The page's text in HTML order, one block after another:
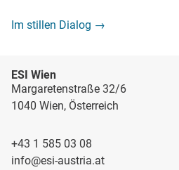
Beitragsnavigation
Im stillen Dialog →
ESI Wien
Margaretenstraße 32/6
1040 Wien, Österreich
+43 1 585 03 08
info@esi-austria.at